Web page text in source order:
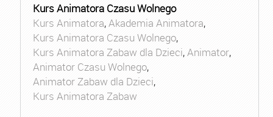
Kurs Animatora Czasu Wolnego
Kurs Animatora,Akademia Animatora,
Kurs Animatora Czasu Wolnego,
Kurs Animatora Zabaw dla Dzieci,Animator,
Animator Czasu Wolnego,
Animator Zabaw dla Dzieci,
Kurs Animatora Zabaw